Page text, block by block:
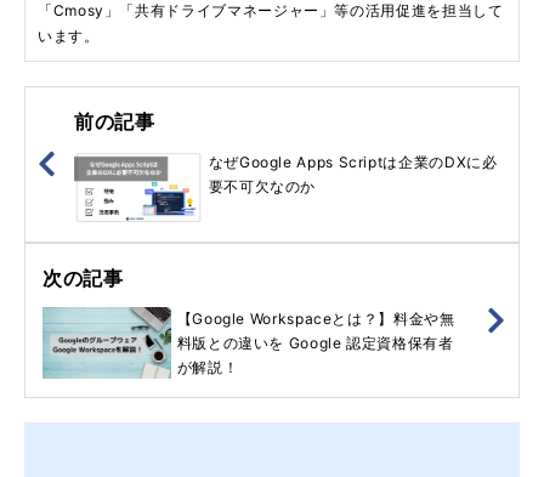
「Cmosy」「共有ドライブマネージャー」等の活用促進を担当して
います。
前の記事
なぜGoogle Apps Scriptは企業のDXに必
要不可欠なのか
次の記事
【Google Workspaceとは？】料金や無
料版との違いを Google 認定資格保有者
が解説！